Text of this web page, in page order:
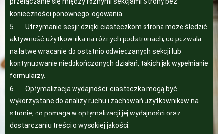
konieczności ponownego logowania.
5. Utrzymanie sesji: dzięki ciasteczkom strona może śledzić
aktywność użytkownika na różnych podstronach, co pozwala
na łatwe wracanie do ostatnio odwiedzanych sekcji lub
kontynuowanie niedokończonych działań, takich jak wypełnianie
formularzy.
6. Optymalizacja wydajności: ciasteczka mogą być
wykorzystane do analizy ruchu i zachowań użytkowników na
stronie, co pomaga w optymalizacji jej wydajności oraz
dostarczaniu treści o wysokiej jakości.